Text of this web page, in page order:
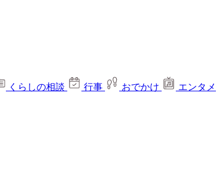
くらしの相談 行事 おでかけ
エンタメ